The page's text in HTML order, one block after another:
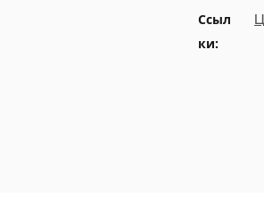
Ссыл
ки: